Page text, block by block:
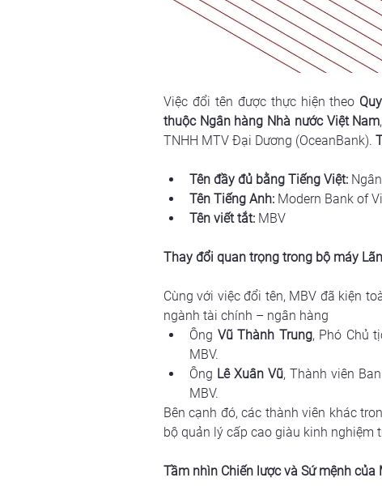
Việc đổi tên được thực hiện theo
thuộc Ngân hàng Nhà nước Việt Nam
TNHH MTV Đại Dương (OceanBank).
Tên đầy đủ bằng Tiếng Việt:
Tên Tiếng Anh: Modern Bank of
Tên viết tắt: MBV
Thay đổi quan trọng trong bộ máy
Cùng với việc đổi tên, MBV đã kiện
ngành tài chính – ngân hàng
Ông Vũ Thành Trung, Phó Chủ
MBV.
Ông Lê Xuân Vũ, Thành viên
MBV.
Bên cạnh đó, các thành viên khác
bộ quản lý cấp cao giàu kinh nghiệm
Tầm nhìn Chiến lược và Sứ mệnh của